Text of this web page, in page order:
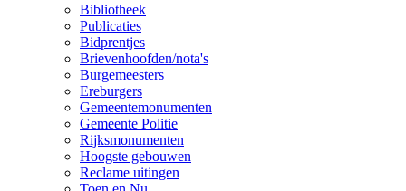
Bibliotheek
Publicaties
Bidprentjes
Brievenhoofden/nota's
Burgemeesters
Ereburgers
Gemeentemonumenten
Gemeente Politie
Rijksmonumenten
Hoogste gebouwen
Reclame uitingen